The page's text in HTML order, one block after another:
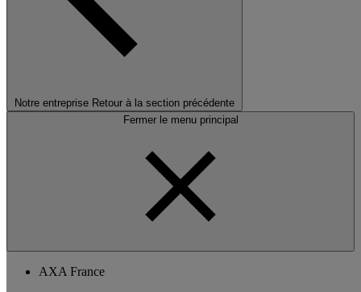
Notre entreprise Retour à la section précédente
Fermer le menu principal
AXA France